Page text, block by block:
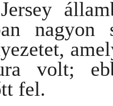
volt;
fel.